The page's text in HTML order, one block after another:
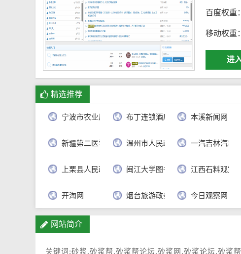
百度权重：
移动权重：
进
精选推荐
宁波市农业局 布丁连锁酒店官网 本溪新闻网
新疆第二医学院 温州市人民政府 一汽吉林汽车
上栗县人民政府 闽江大学图书馆 江西石料观赏
开淘网 烟台旅游政务网 今日观察网
网站简介
关键词:砂浆,砂浆帮,砂浆帮论坛,砂浆网,砂浆论坛,砂浆